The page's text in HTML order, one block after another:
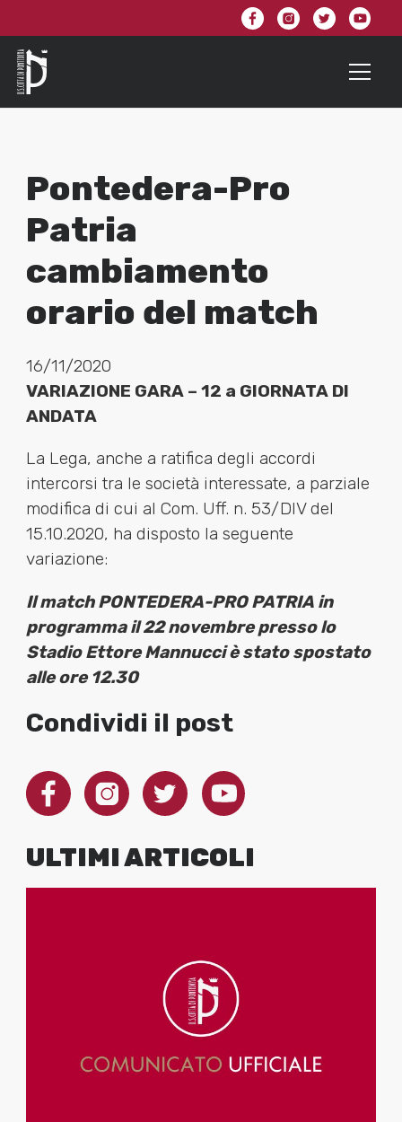
Pontedera-Pro
Patria
cambiamento
orario del match
16/11/2020
VARIAZIONE GARA – 12 a GIORNATA DI
ANDATA
La Lega, anche a ratifica degli accordi
intercorsi tra le società interessate, a parziale
modifica di cui al Com. Uff. n. 53/DIV del
15.10.2020, ha disposto la seguente
variazione:
Il match PONTEDERA-PRO PATRIA in
programma il 22 novembre presso lo
Stadio Ettore Mannucci è stato spostato
alle ore 12.30
Condividi il post
ULTIMI ARTICOLI